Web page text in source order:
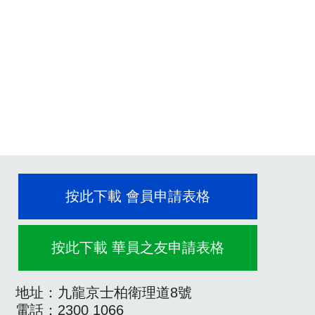
按此下載 會員申請表格
按此下載 華員之友申請表格
地址：九龍京士柏衛理道8號
電話：2300 1066